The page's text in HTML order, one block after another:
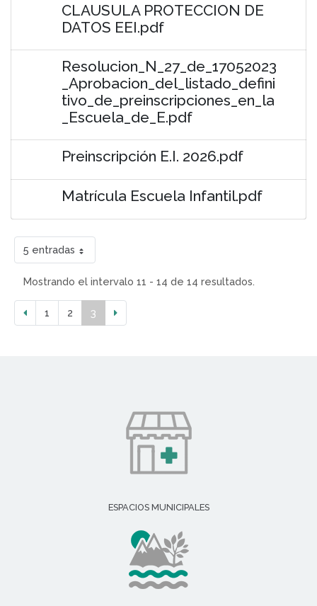
CLAUSULA PROTECCION DE
DATOS EEI.pdf
Resolucion_N_27_de_17052023
_Aprobacion_del_listado_defini
tivo_de_preinscripciones_en_la
_Escuela_de_E.pdf
Preinscripción E.I. 2026.pdf
Matrícula Escuela Infantil.pdf
5 entradas
Mostrando el intervalo 11 - 14 de 14 resultados.
1 2 3
ESPACIOS MUNICIPALES